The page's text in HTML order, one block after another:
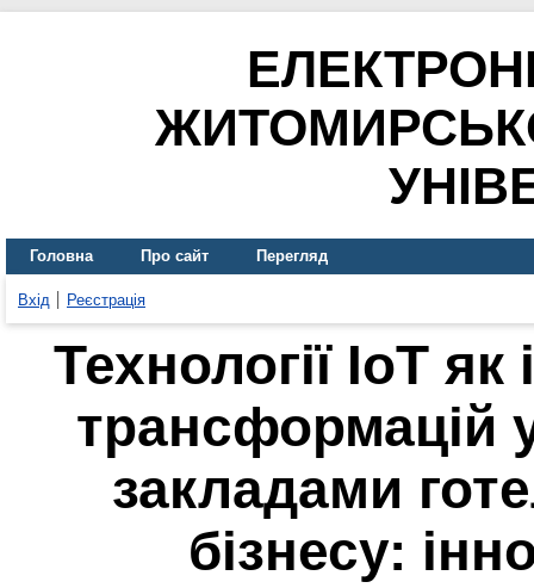
Головна Про сайт Перегляд
Вхід Реєстрація
Технології ІоТ
трансформацій
закладами
бізнесу: